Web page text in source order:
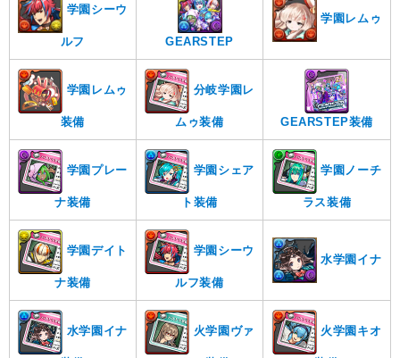
学園シーウ
ルフ GEARSTEP
学園レムゥ
学園レムゥ
装備
分岐学園レ
ムゥ装備 GEARSTEP装備
学園プレー
ナ装備
学園シェア
ト装備
学園ノーチ
ラス装備
学園デイト
ナ装備
学園シーウ
ルフ装備
水学園イナ
水学園イナ 火学園ヴァ 火学園キオ